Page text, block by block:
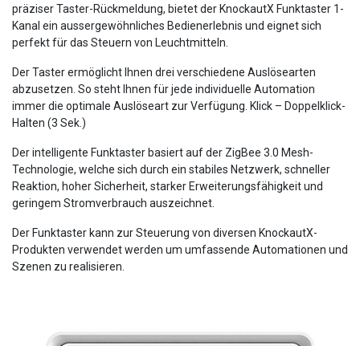
präziser Taster-Rückmeldung, bietet der KnockautX Funktaster 1-
Kanal ein aussergewöhnliches Bedienerlebnis und eignet sich
perfekt für das Steuern von Leuchtmitteln.
Der Taster ermöglicht Ihnen drei verschiedene Auslösearten
abzusetzen. So steht Ihnen für jede individuelle Automation
immer die optimale Auslöseart zur Verfügung. Klick – Doppelklick-
Halten (3 Sek.)
Der intelligente Funktaster basiert auf der ZigBee 3.0 Mesh-
Technologie, welche sich durch ein stabiles Netzwerk, schneller
Reaktion, hoher Sicherheit, starker Erweiterungsfähigkeit und
geringem Stromverbrauch auszeichnet.
Der Funktaster kann zur Steuerung von diversen KnockautX-
Produkten verwendet werden um umfassende Automationen und
Szenen zu realisieren.